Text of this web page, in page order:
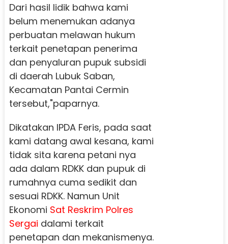
Dari hasil lidik bahwa kami
belum menemukan adanya
perbuatan melawan hukum
terkait penetapan penerima
dan penyaluran pupuk subsidi
di daerah Lubuk Saban,
Kecamatan Pantai Cermin
tersebut,"paparnya.
Dikatakan IPDA Feris, pada saat
kami datang awal kesana, kami
tidak sita karena petani nya
ada dalam RDKK dan pupuk di
rumahnya cuma sedikit dan
sesuai RDKK. Namun Unit
Ekonomi Sat Reskrim Polres
Sergai dalami terkait
penetapan dan mekanismenya.